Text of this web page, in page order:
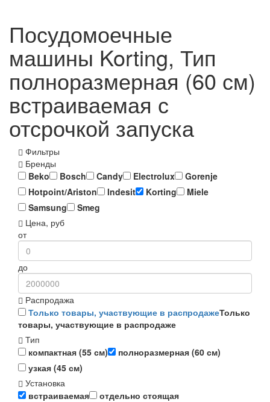
Посудомоечные
машины Korting, Тип
полноразмерная (60 см)
встраиваемая с
отсрочкой запуска
Фильтры
Бренды
Beko
Bosch Candy Electrolux
Gorenje
Hotpoint/Ariston
Indesit Korting
Miele
Samsung
Smeg
Цена, руб
от
до
Распродажа
Только товары, участвующие в распродажеТолько
товары, участвующие в распродаже
Тип
компактная (55 см)
полноразмерная (60 см)
узкая (45 см)
Установка
встраиваемая
отдельно стоящая